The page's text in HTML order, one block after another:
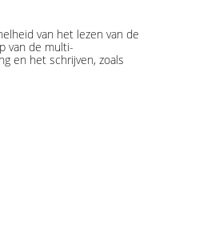
van het lezen van de
van de multi-
en het schrijven, zoals